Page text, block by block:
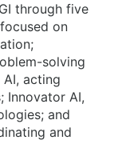
through five
on
solving
acting
Innovator AI,
and
and